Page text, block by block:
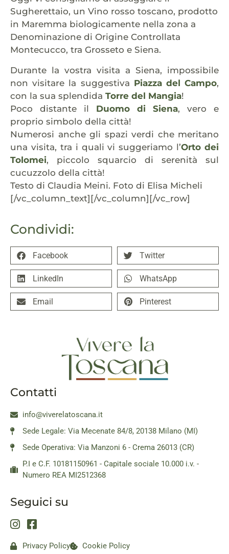
Condividi:
Facebook Twitter
LinkedIn WhatsApp
Email Pinterest
Sugherettaio, un Vino rosso toscano, prodotto
in Maremma biologicamente nella zona a
Denominazione di Origine Controllata
Montecucco, tra Grosseto e Siena.
Durante la vostra visita a Siena, impossibile
non visitare la suggestiva Piazza del Campo,
con la sua splendida Torre del Mangia!
Poco distante il Duomo di Siena, vero e
proprio simbolo della città!
Numerosi anche gli spazi verdi che meritano
una visita, tra i quali vi suggeriamo l’Orto dei
Tolomei, piccolo squarcio di serenità sul
cucuzzolo della città!
Testo di Claudia Meini. Foto di Elisa Micheli
[/vc_column_text][/vc_column][/vc_row]
Contatti
info@viverelatoscana.it
Sede Legale: Via Mecenate 84/8, 20138 Milano (MI)
Sede Operativa: Via Manzoni 6 - Crema 26013 (CR)
P.I e C.F. 10181150961 - Capitale sociale 10.000 i.v. -
Numero REA MI2512368
Seguici su
Privacy Policy Cookie Policy